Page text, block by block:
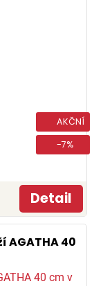
AKČNÍ
-7%
Detail
40